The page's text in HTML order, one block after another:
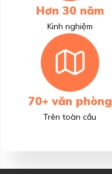
Hơn 30 năm
Kinh nghiệm
70+ văn phòng
Trên toàn cầu